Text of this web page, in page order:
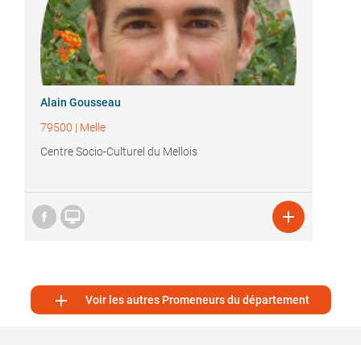
Alain Gousseau
79500 | Melle
Centre Socio-Culturel du Mellois
 
 Voir les autres Promeneurs du département